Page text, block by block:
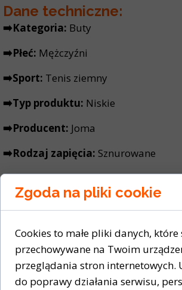
Dane techniczne:
➡️Kategoria: Buty
➡️Płeć: Mężczyźni
➡️Sport: Tenis ziemny
➡️Typ produktu: Niskie
➡️Producent: Joma
➡️Rodzaj zapięcia: Sznurowane
➡️Cholewka:Materiał syntetyczny
➡️Wyściółka wewnętrzna:
Kolor:Biały
Zgoda na pliki cookie
Cookies to małe pliki danych, które
przechowywane na Twoim
przeglądania stron internetowych.
do poprawy działania serwisu,